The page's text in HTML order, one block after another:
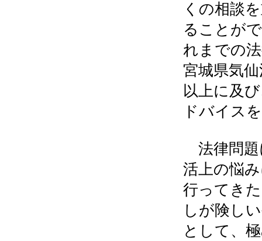
くの相談
ることが
れまでの
宮城県気
以上に及
ドバイス
法律問題
活上の悩
行ってき
しが険し
として、